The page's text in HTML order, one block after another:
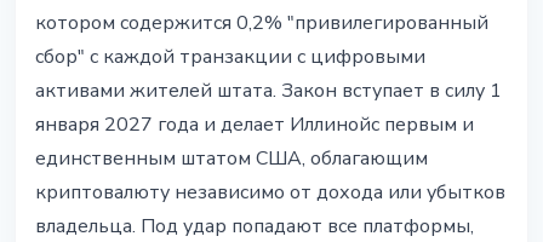
0,2% сбор на крипто-транзакции
17 июня 2026 г. 4 мин чтения
Наталия Дорофеева
котором содержится 0,2% "привилегированный
сбор" с каждой транзакции с цифровыми
активами жителей штата. Закон вступает в силу 1
января 2027 года и делает Иллинойс первым и
единственным штатом США, облагающим
криптовалюту независимо от дохода или убытков
владельца. Под удар попадают все платформы,